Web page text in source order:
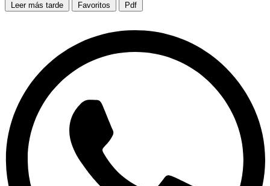
Leer más tarde Favoritos Pdf